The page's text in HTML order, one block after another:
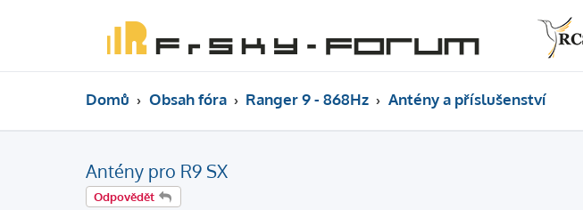
Domů Obsah fóra Ranger 9 - 868Hz Antény a příslušenství
Antény pro R9 SX
Odpovědět